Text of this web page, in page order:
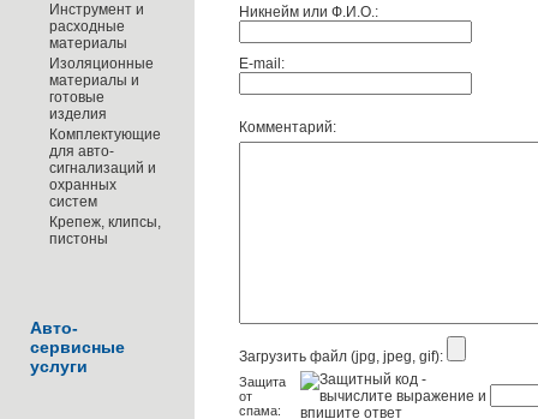
Инструмент и
расходные
материалы
Изоляционные
материалы и
готовые
изделия
Комплектующие
для авто-
сигнализаций и
охранных
систем
Крепеж, клипсы,
пистоны
Авто-
сервисные
услуги
Никнейм или Ф.И.О.:
E-mail:
Комментарий:
Загрузить файл (jpg, jpeg, gif):
Защита
от
спама: